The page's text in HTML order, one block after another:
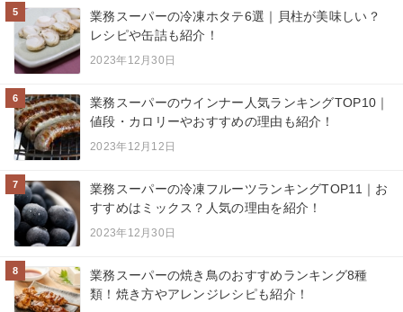
5
業務スーパーの冷凍ホタテ6選｜貝柱が美味しい？
レシピや缶詰も紹介！
2023年12月30日
6
業務スーパーのウインナー人気ランキングTOP10｜
値段・カロリーやおすすめの理由も紹介！
2023年12月12日
7
業務スーパーの冷凍フルーツランキングTOP11｜お
すすめはミックス？人気の理由を紹介！
2023年12月30日
8
業務スーパーの焼き鳥のおすすめランキング8種
類！焼き方やアレンジレシピも紹介！